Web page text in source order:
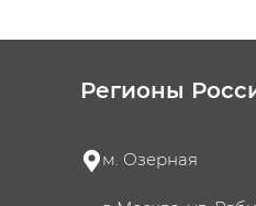
Регионы
м. Озерная